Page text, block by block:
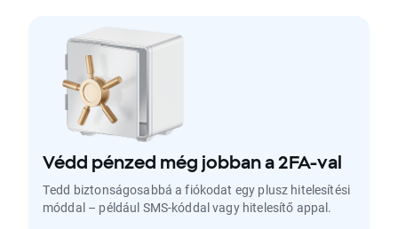
Védd pénzed még jobban a 2FA-val
Tedd biztonságosabbá a fiókodat egy plusz hitelesítési
móddal – például SMS-kóddal vagy hitelesítő appal.